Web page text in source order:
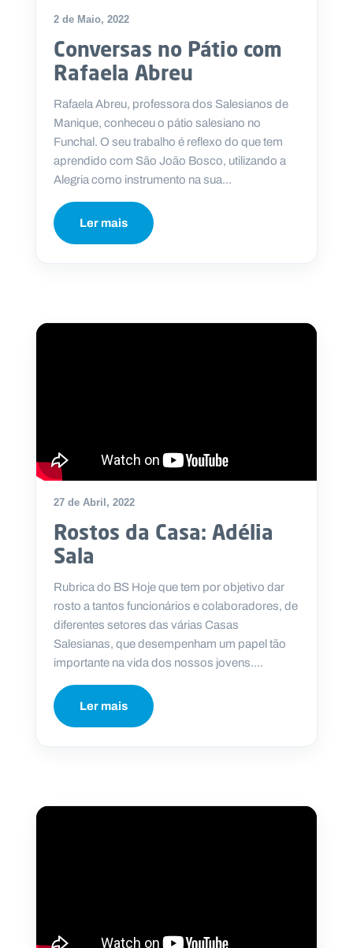
2 de Maio, 2022
Conversas no Pátio com
Rafaela Abreu
Rafaela Abreu, professora dos Salesianos de
Manique, conheceu o pátio salesiano no
Funchal. O seu trabalho é reflexo do que tem
aprendido com São João Bosco, utilizando a
Alegria como instrumento na sua...
Ler mais
27 de Abril, 2022
Rostos da Casa: Adélia
Sala
Rubrica do BS Hoje que tem por objetivo dar
rosto a tantos funcionários e colaboradores, de
diferentes setores das várias Casas
Salesianas, que desempenham um papel tão
importante na vida dos nossos jovens....
Ler mais